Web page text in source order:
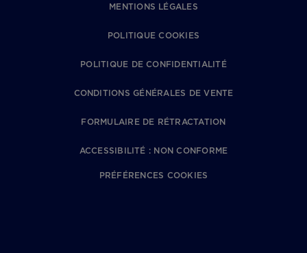
MENTIONS LÉGALES
POLITIQUE COOKIES
POLITIQUE DE CONFIDENTIALITÉ
CONDITIONS GÉNÉRALES DE VENTE
FORMULAIRE DE RÉTRACTATION
ACCESSIBILITÉ : NON CONFORME
PRÉFÉRENCES COOKIES